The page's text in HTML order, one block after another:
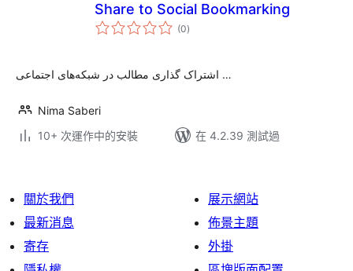
Share to Social Bookmarking
(0總
評)
اشتراک گذاری مطالب در شبکه‌های اجتماعی …
Nima Saberi
10+ 次運作中的安裝
在 4.2.39 測試過
關於我們
最新消息
寄存
展示網站
佈景主題
外掛